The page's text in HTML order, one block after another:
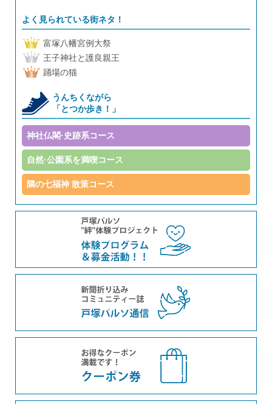
よく見られている街ネタ！
富塚八幡宮例大祭
王子神社と護良親王
踊場の猫
うんちくながら
「とつか歩き！」
神社仏閣·史跡系コース
自然·公園系を満喫コース
隣の七福神 散策コース